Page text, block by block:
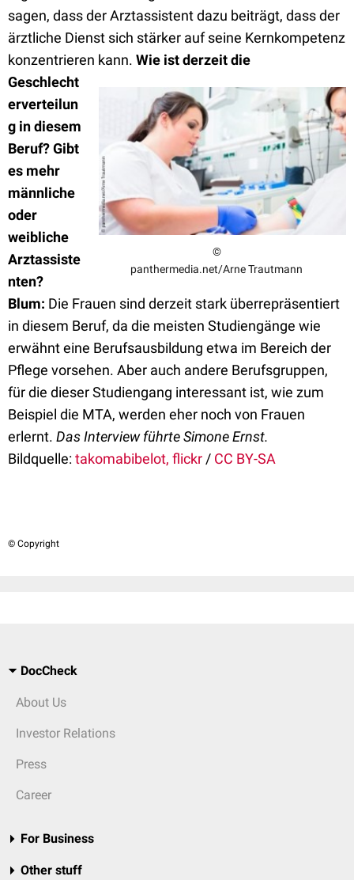
sagen, dass der Arztassistent dazu beiträgt, dass der
ärztliche Dienst sich stärker auf seine Kernkompetenz
konzentrieren kann.
©
panthermedia.net/Arne Trautmann
Wie ist derzeit die
Geschlecht
erverteilun
g in diesem
Beruf? Gibt
es mehr
männliche
oder
weibliche
Arztassiste
nten?
Blum: Die Frauen sind derzeit stark überrepräsentiert
in diesem Beruf, da die meisten Studiengänge wie
erwähnt eine Berufsausbildung etwa im Bereich der
Pflege vorsehen. Aber auch andere Berufsgruppen,
für die dieser Studiengang interessant ist, wie zum
Beispiel die MTA, werden eher noch von Frauen
erlernt. Das Interview führte Simone Ernst.
Bildquelle:takomabibelot, flickr / CC BY-SA
© Copyright
DocCheck
About Us
Investor Relations
Press
Career
For Business
Other stuff